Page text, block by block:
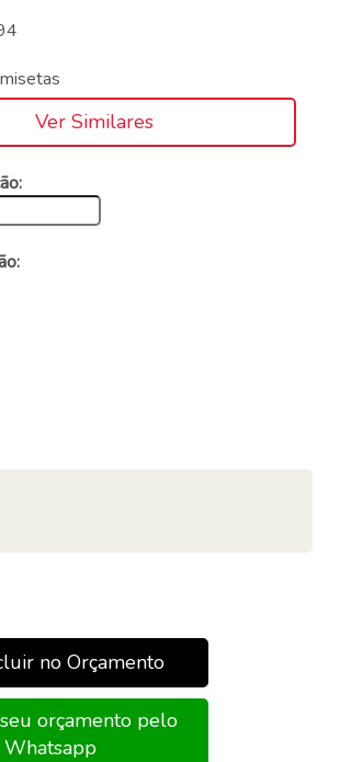
Ver Similares
no Orçamento
orçamento pelo
Whatsapp